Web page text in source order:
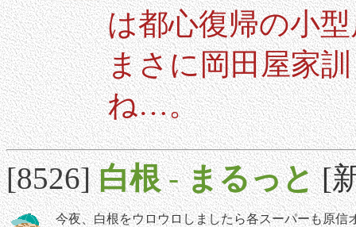
は都心復帰の小
まさに岡田屋家
ね…。
[8526]白根-まるっと [
今夜、白根をウロウロしましたら各スーパーも原信